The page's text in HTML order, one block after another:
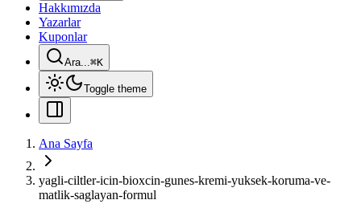
Hakkımızda
Yazarlar
Kuponlar
Ara...⌘K
Toggle theme
Ana Sayfa
yagli-ciltler-icin-bioxcin-gunes-kremi-yuksek-koruma-ve-
matlik-saglayan-formul